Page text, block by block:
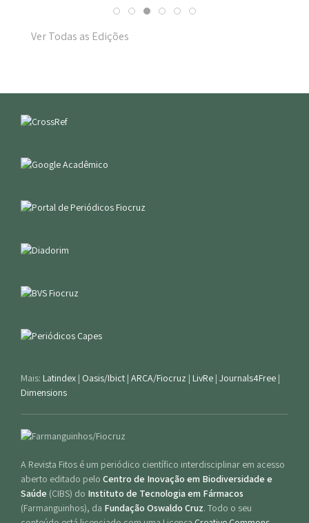
Ver Todas as Edições
Mais: Latindex | Oasis/Ibict | ARCA/Fiocruz | LivRe | Journals4Free |
Dimensions
A Revista Fitos é um periódico científico interdisciplinar em acesso
aberto editado pelo Centro de Inovação em Biodiversidade e
Saúde (CIBS) do Instituto de Tecnologia em Fármacos
(Farmanguinhos), da Fundação Oswaldo Cruz. Todo o seu